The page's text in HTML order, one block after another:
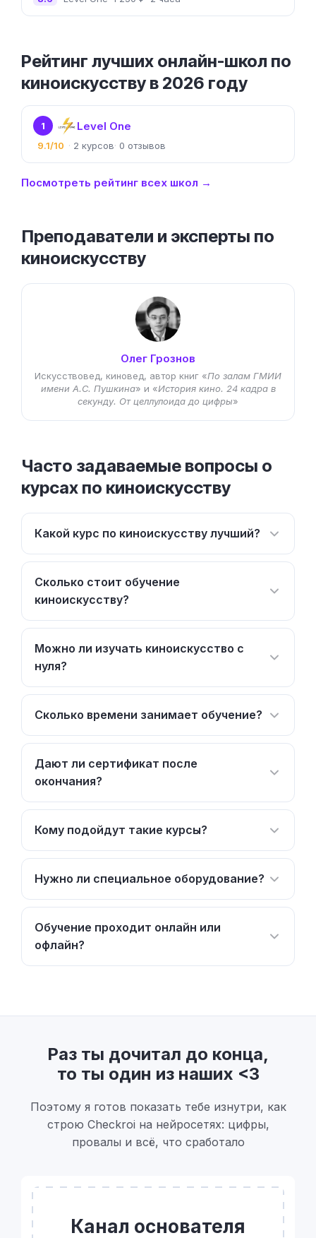
Рейтинг лучших онлайн-школ по
киноискусству в 2026 году
1 Level One
9.1/10 2 0
Посмотреть рейтинг всех школ →
Преподаватели и эксперты по
киноискусству
Олег Грознов
Искусствовед, киновед, автор книг «По залам ГМИИ
имени А.С. Пушкина» и «История кино. 24 кадра в
секунду. От целлулоида до цифры»
Часто задаваемые вопросы о
курсах по киноискусству
Какой курс по киноискусству лучший?
Сколько стоит обучение
киноискусству?
Можно ли изучать киноискусство с
нуля?
Сколько времени занимает обучение?
Дают ли сертификат после
окончания?
Кому подойдут такие курсы?
Нужно ли специальное оборудование?
Обучение проходит онлайн или
офлайн?
Раз ты дочитал до конца,
то ты один из наших <3
Поэтому я готов показать тебе изнутри, как
строю Checkroi на нейросетях: цифры,
провалы и всё, что сработало
Канал основателя